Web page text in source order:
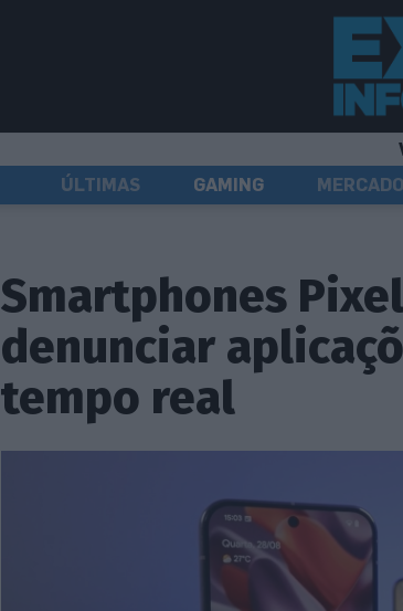
ÚLTIMAS
GAMING
Smartphones
denunciar
tempo real